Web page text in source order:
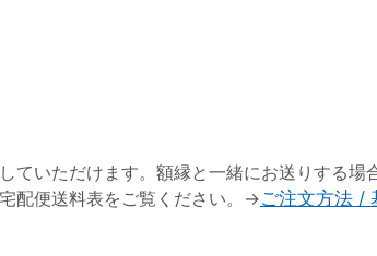
ていただけます。額縁と一緒にお送りする場
配便送料表をご覧ください。→ご注文方法 /